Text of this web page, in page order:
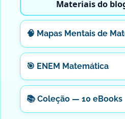
Materiais do
🧠 Mapas Mentais de
🎯 ENEM Matemática
📚 Coleção — 10 eBooks